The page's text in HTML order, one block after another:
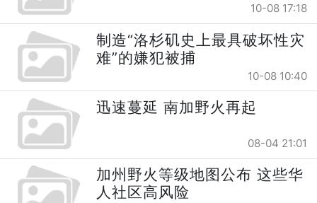
10-08 17:18
制造“洛杉矶史上最具破坏性灾
难”的嫌犯被捕
10-08 10:40
迅速蔓延 南加野火再起
08-04 21:01
加州野火等级地图公布 这些华
人社区高风险